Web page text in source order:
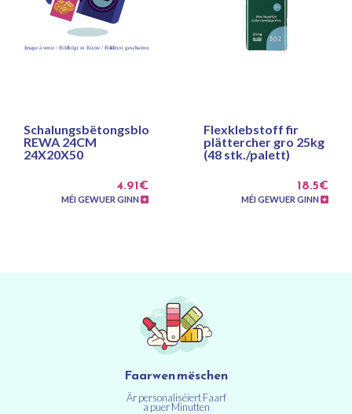
Schalungsbëtongsblock
REWA 24CM
24X20X50
4.91€
MÉI GEWUER GINN
Flexklebstoff fir
plättercher gro 25kg
(48 stk./palett)
18.5€
MÉI GEWUER GINN
Faarwen mëschen
Är personaliséiert Faarf
a puer Minutten